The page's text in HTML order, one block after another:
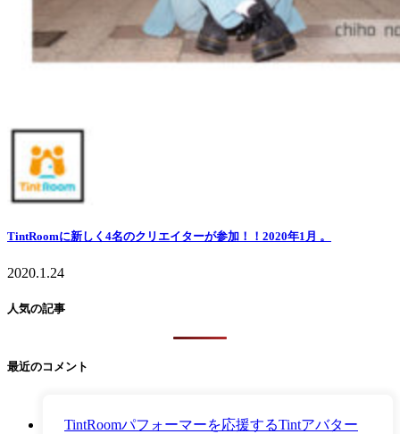
TintRoomに新しく4名のクリエイターが参加！！2020年1月 。
2020.1.24
人気の記事
最近のコメント
TintRoomパフォーマーを応援するTintアバター